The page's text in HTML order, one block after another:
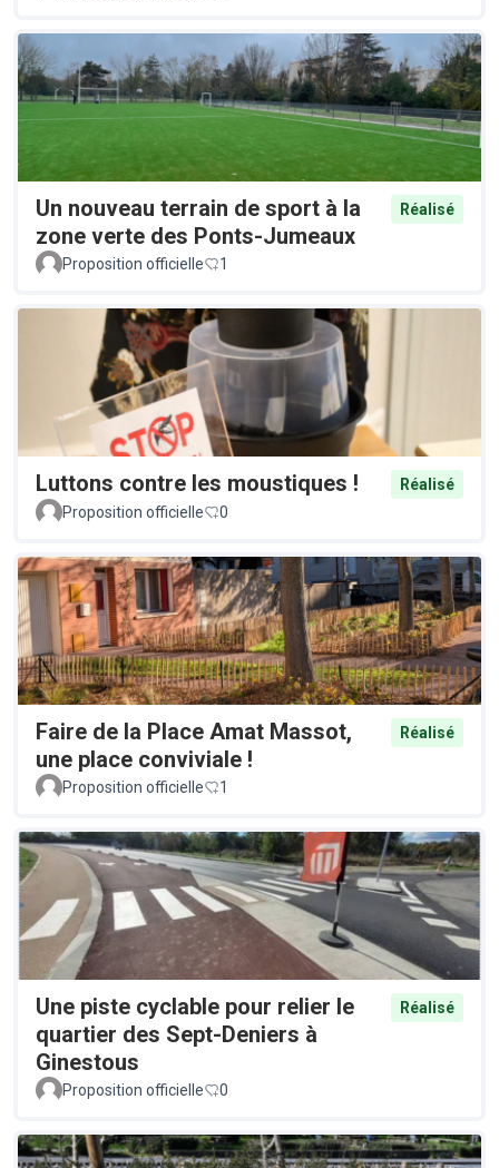
Un nouveau terrain de sport à la
zone verte des Ponts-Jumeaux
Réalisé
Proposition officielle 1
Luttons contre les moustiques !
Réalisé
Proposition officielle
0
Faire de la Place Amat Massot,
une place conviviale !
Réalisé
Proposition officielle 1
Une piste cyclable pour relier le
quartier des Sept-Deniers à
Ginestous
Réalisé
Proposition officielle 0